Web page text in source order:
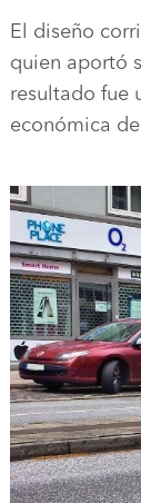
El diseño
quien aportó
resultado fue
económica